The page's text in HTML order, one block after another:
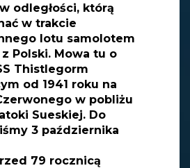
odległości, którą
w trakcie
lotu samolotem
Polski. Mowa tu o
Thistlegorm
od 1941 roku na
w pobliżu
Sueskiej. Do
3 października
79 rocznicą